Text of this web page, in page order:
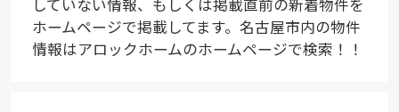
ホームページで掲載してます。名古屋市内の物件
情報はアロックホームのホームページで検索！！